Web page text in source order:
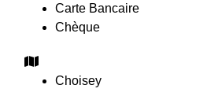
Carte Bancaire
Chèque
Choisey